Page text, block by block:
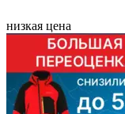
низкая цена